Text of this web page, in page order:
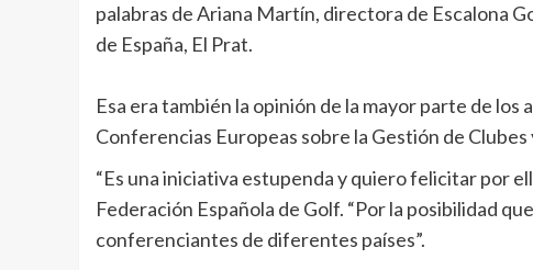
palabras de Ariana Martín, directora de Escalona
de España, El Prat.
Esa era también la opinión de la mayor parte de
Conferencias Europeas sobre la Gestión de
“Es una iniciativa estupenda y quiero felicitar por
Federación Española de Golf. “Por la posibilidad
conferenciantes de diferentes países”.